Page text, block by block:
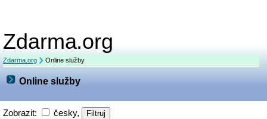
Zdarma.org
Zdarma.org Online služby
Online služby
Zobrazit:
česky,